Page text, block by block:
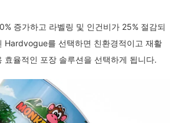
증가하고 라벨링 및 인건비가 25% 절감되
Hardvogue를 선택하면 친환경적이고 재활
효율적인 포장 솔루션을 선택하게 됩니다.